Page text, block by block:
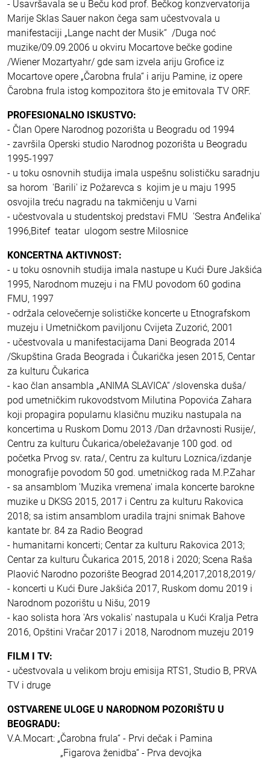
- Usavršavala se u Beču kod prof. Bečkog konzvervatorija
Marije Sklas Sauer nakon čega sam učestvovala u
manifestaciji „Lange nacht der Musik“ /Duga noć
muzike/09.09.2006 u okviru Mocartove bečke godine
/Wiener Mozartyahr/ gde sam izvela ariju Grofice iz
Mocartove opere „Čarobna frula“ i ariju Pamine, iz opere
Čarobna frula istog kompozitora što je emitovala TV ORF.
PROFESIONALNO ISKUSTVO:
- Član Opere Narodnog pozorišta u Beogradu od 1994
- završila Operski studio Narodnog pozorišta u Beogradu
1995-1997
- u toku osnovnih studija imala uspešnu solističku saradnju
sa horom 'Barili' iz Požarevca s kojim je u maju 1995
osvojila treću nagradu na takmičenju u Varni
- učestvovala u studentskoj predstavi FMU 'Sestra Anđelika'
1996,Bitef teatar ulogom sestre Milosnice
KONCERTNA AKTIVNOST:
- u toku osnovnih studija imala nastupe u Kući Đure Jakšića
1995, Narodnom muzeju i na FMU povodom 60 godina
FMU, 1997
- održala celovečernje solističke koncerte u Etnografskom
muzeju i Umetničkom paviljonu Cvijeta Zuzorić, 2001
- učestvovala u manifestacijama Dani Beograda 2014
/Skupština Grada Beograda i Čukarička jesen 2015, Centar
za kulturu Čukarica
- kao član ansambla „ANIMA SLAVICA“ /slovenska duša/
pod umetničkim rukovodstvom Milutina Popovića Zahara
koji propagira popularnu klasičnu muziku nastupala na
koncertima u Ruskom Domu 2013 /Dan državnosti Rusije/,
Centru za kulturu Čukarica/obeležavanje 100 god. od
početka Prvog sv. rata/, Centru za kulturu Loznica/izdanje
monografije povodom 50 god. umetničkog rada M.P.Zahar
- sa ansamblom 'Muzika vremena' imala koncerte barokne
muzike u DKSG 2015, 2017 i Centru za kulturu Rakovica
2018; sa istim ansamblom uradila trajni snimak Bahove
kantate br. 84 za Radio Beograd
- humanitarni koncerti; Centar za kulturu Rakovica 2013;
Centar za kulturu Čukarica 2015, 2018 i 2020; Scena Raša
Plaović Narodno pozorište Beograd 2014,2017,2018,2019/
- koncerti u Kući Đure Jakšića 2017, Ruskom domu 2019 i
Narodnom pozorištu u Nišu, 2019
- kao solista hora 'Ars vokalis' nastupala u Kući Kralja Petra
2016, Opštini Vračar 2017 i 2018, Narodnom muzeju 2019
FILM I TV:
- učestvovala u velikom broju emisija RTS1, Studio B, PRVA
TV i druge
OSTVARENE ULOGE U NARODNOM POZORIŠTU U
BEOGRADU:
V.A.Mocart: „Čarobna frula“ - Prvi dečak i Pamina
„Figarova ženidba“ - Prva devojka